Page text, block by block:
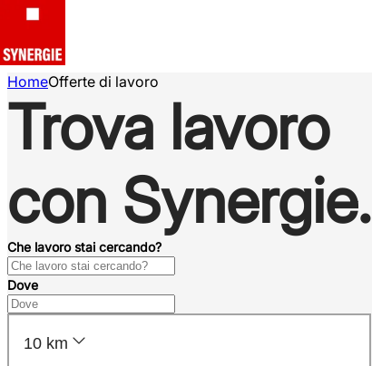
HomeOfferte di lavoro
Trova lavoro
con Synergie.
Che lavoro stai cercando?
Dove
10 km